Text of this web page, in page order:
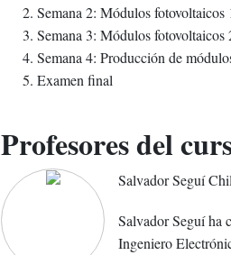
Semana 2: Módulos fotovoltaicos
Semana 3: Módulos fotovoltaicos
Semana 4: Producción de
Examen final
Profesores del
Salvador Seguí
Salvador Seguí ha
Ingeniero